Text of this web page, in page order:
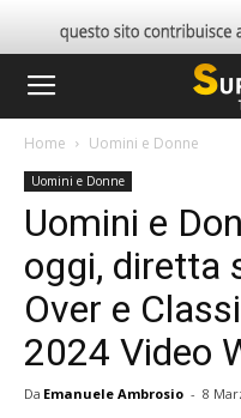
Home Uomini e Donne
Uomini e Donne
Uomini e
oggi, diretta
Over e
2024 Video
Da Emanuele Ambrosio - 8